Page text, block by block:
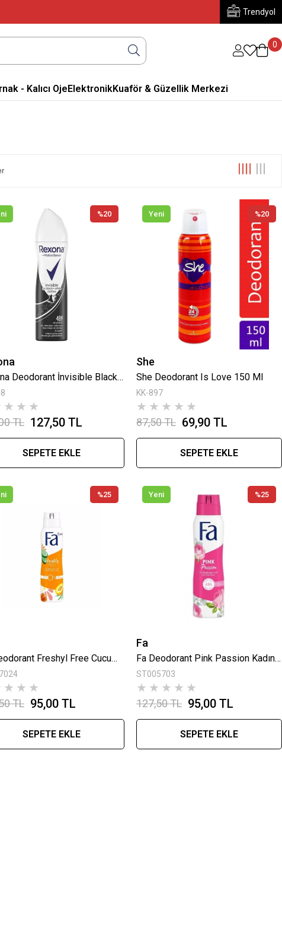
Trendyol
0
- Kalıcı OjeElektronikKuaför & Güzellik Merkezi
%20
Rexona Deodorant İnvisible Black White Kadın 150 Ml
★ ★ ★
127,50 TL
TL
SEPETE EKLE
%20
Yeni
She
She Deodorant Is Love 150 Ml
KK-897
★ ★ ★ ★ ★
69,90 TL
87,50 TL
SEPETE EKLE
%25
Fa Deodorant Freshyl Free Cucumber & Melon 150 Ml
★ ★ ★
95,00 TL
TL
SEPETE EKLE
%25
Yeni
Fa
Fa Deodorant Pink Passion Kadın 150 Ml
ST005703
★ ★ ★ ★ ★
95,00 TL
127,50 TL
SEPETE EKLE